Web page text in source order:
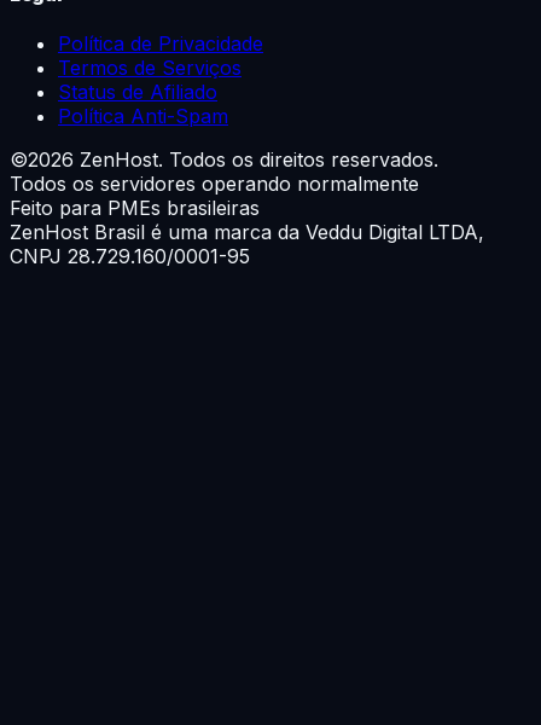
Política de Privacidade
Termos de Serviços
Status de Afiliado
Política Anti-Spam
©2026 ZenHost. Todos os direitos reservados.
Todos os servidores operando normalmente
Feito para PMEs brasileiras
ZenHost Brasil é uma marca da Veddu Digital LTDA,
CNPJ 28.729.160/0001-95